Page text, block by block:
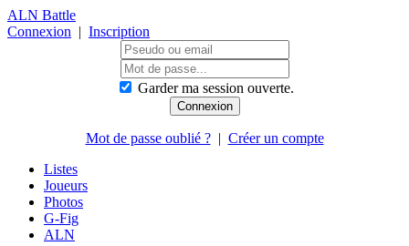
ALN Battle
Connexion | Inscription
Garder ma session ouverte.
Mot de passe oublié ?| Créer un compte
Listes
Joueurs
Photos
G-Fig
ALN